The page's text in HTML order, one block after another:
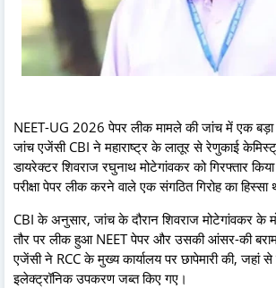
NEET-UG 2026 पेपर लीक मामले की जांच में एक
जांच एजेंसी CBI ने महाराष्ट्र के लातूर से रेणुकाई
डायरेक्टर शिवराज रघुनाथ मोटेगांवकर को गिरफ्तार
परीक्षा पेपर लीक करने वाले एक संगठित गिरोह का हिस्सा
CBI के अनुसार, जांच के दौरान शिवराज मोटेगांवकर के
तौर पर लीक हुआ NEET पेपर और उसकी आंसर-की
एजेंसी ने RCC के मुख्य कार्यालय पर छापेमारी की, जहां
इलेक्ट्रॉनिक उपकरण जब्त किए गए।